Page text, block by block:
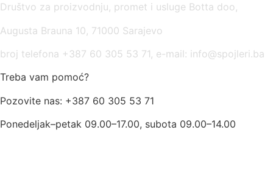
Društvo za proizvodnju, promet i usluge Botta doo,
Augusta Brauna 10, 71000 Sarajevo
broj telefona +387 60 305 53 71, e-mail: info@spojleri.ba
Treba vam pomoć?
Pozovite nas: +387 60 305 53 71
Ponedeljak–petak 09.00–17.00, subota 09.00–14.00